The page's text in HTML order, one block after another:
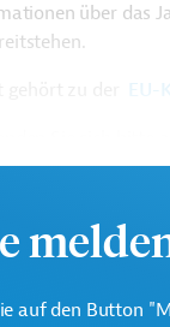
über das
EU-
auf den Button